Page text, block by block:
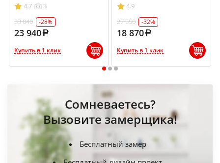
4.7
3
33 040
-28%
23 940
Купить в 1 клик
4.9
27 550
-32%
18 870
Купить в 1 клик
1 2 3
Сомневаетесь?
Вызовите замерщика!
Бесплатный замер